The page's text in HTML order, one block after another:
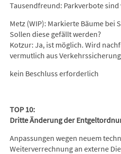
Tausendfreund: Parkverbote sind
Metz (WIP): Markierte Bäume bei
Sollen diese gefällt werden?
Kotzur: Ja, ist möglich. Wird
vermutlich aus
kein Beschluss erforderlich
TOP 10:
Dritte Änderung der
Anpassungen wegen neuem
Weiterverrechnung an externe